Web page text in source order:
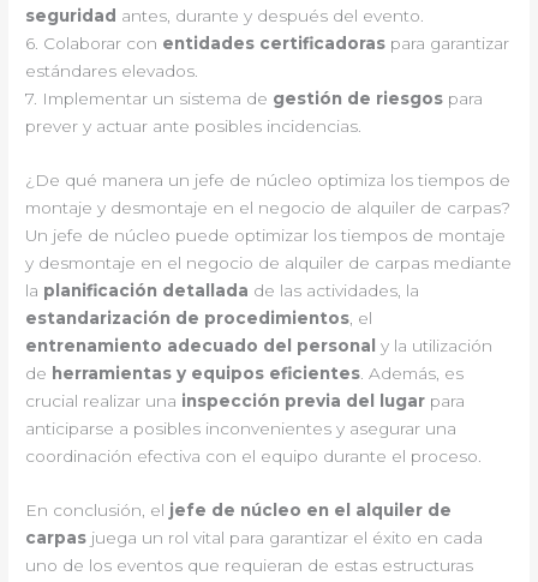
seguridad antes, durante y después del evento.
6. Colaborar con entidades certificadoras para garantizar
estándares elevados.
7. Implementar un sistema de gestión de riesgos para
prever y actuar ante posibles incidencias.
¿De qué manera un jefe de núcleo optimiza los tiempos de
montaje y desmontaje en el negocio de alquiler de carpas?
Un jefe de núcleo puede optimizar los tiempos de montaje
y desmontaje en el negocio de alquiler de carpas mediante
la planificación detallada de las actividades, la
estandarización de procedimientos , el
entrenamiento adecuado del personal y la utilización
de herramientas y equipos eficientes . Además, es
crucial realizar una inspección previa del lugar para
anticiparse a posibles inconvenientes y asegurar una
coordinación efectiva con el equipo durante el proceso.
En conclusión, el jefe de núcleo en el alquiler de
carpas juega un rol vital para garantizar el éxito en cada
uno de los eventos que requieran de estas estructuras